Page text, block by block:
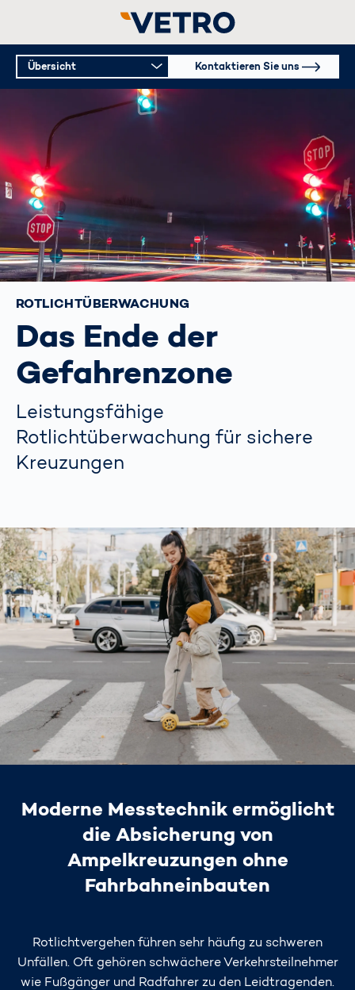
ROTLICHT­ÜBERWACHUNG
Das Ende der
Gefahrenzone
Leistungsfähige
Rotlichtüberwachung für sichere
Kreuzungen
Übersicht Kontaktieren Sie uns
Moderne Messtechnik ermöglicht
die Absicherung von
Ampelkreuzungen ohne
Fahrbahneinbauten
Rotlichtvergehen führen sehr häufig zu schweren
Unfällen. Oft gehören schwächere Verkehrsteilnehmer
wie Fußgänger und Radfahrer zu den Leidtragenden.